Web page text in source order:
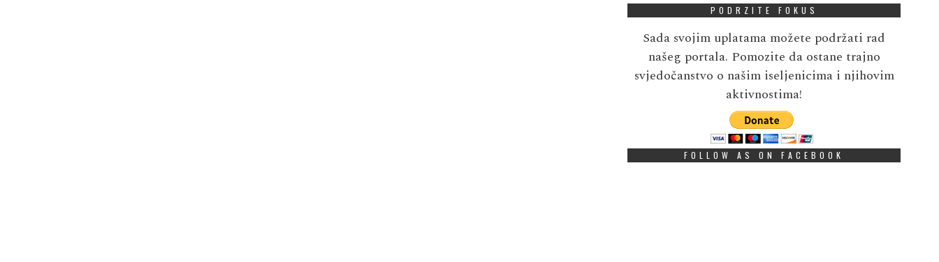
PODRZITE FOKUS
Sada svojim uplatama možete podržati rad
našeg portala. Pomozite da ostane trajno
svjedočanstvo o našim iseljenicima i njihovim
aktivnostima!
FOLLOW AS ON FACEBOOK